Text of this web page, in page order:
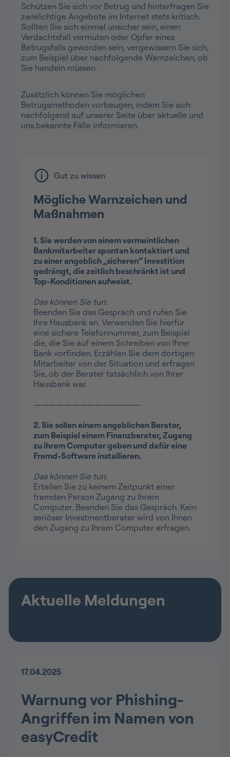
Schützen Sie sich vor Betrug und hinterfragen Sie
zwielichtige Angebote im Internet stets kritisch.
Sollten Sie sich einmal unsicher sein, einen
Verdachtsfall vermuten oder Opfer eines
Betrugsfalls geworden sein, vergewissern Sie sich,
zum Beispiel über nachfolgende Warnzeichen, ob
Sie handeln müssen.
Zusätzlich können Sie möglichen
Betrugsmethoden vorbeugen, indem Sie sich
nachfolgend auf unserer Seite über aktuelle und
uns bekannte Fälle informieren.
Gut zu wissen
Mögliche Warnzeichen und
Maßnahmen
1. Sie werden von einem vermeintlichen
Bankmitarbeiter spontan kontaktiert und
zu einer angeblich „sicheren“ Investition
gedrängt, die zeitlich beschränkt ist und
Top-Konditionen aufweist.
Das können Sie tun:
Beenden Sie das Gespräch und rufen Sie
Ihre Hausbank an. Verwenden Sie hierfür
eine sichere Telefonnummer, zum Beispiel
die, die Sie auf einem Schreiben von Ihrer
Bank vorfinden. Erzählen Sie dem dortigen
Mitarbeiter von der Situation und erfragen
Sie, ob der Berater tatsächlich von Ihrer
Hausbank war.
——————————————
2. Sie sollen einem angeblichen Berater,
zum Beispiel einem Finanzberater, Zugang
zu ihrem Computer geben und dafür eine
Fremd-Software installieren.
Das können Sie tun:
Erteilen Sie zu keinem Zeitpunkt einer
fremden Person Zugang zu Ihrem
Computer. Beenden Sie das Gespräch. Kein
seriöser Investmentberater wird von Ihnen
den Zugang zu Ihrem Computer erfragen.
Aktuelle Meldungen
17.04.2025
Warnung vor Phishing-
Angriffen im Namen von
easyCredit